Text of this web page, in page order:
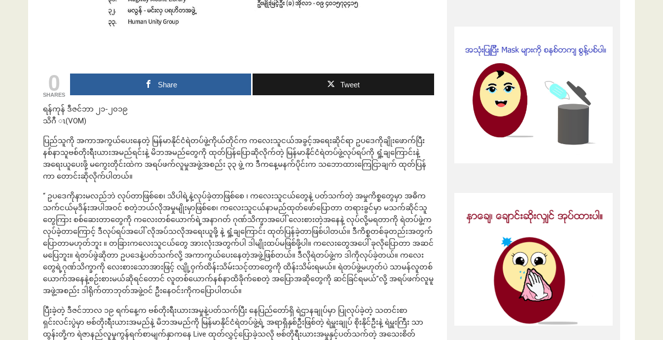
0
SHARES
Share Tweet
ရန်ကုန် ဒီဇင်ဘာ ၂၁-၂၀၁၉
သိဂီ ၤ(VOM)
ပြည်သူကို အကာအကွယ်ပေးနေတဲ့ မြန်မာနိုင်ငံရဲတပ်ဖွဲ့ကိုယ်တိုင်က ကလေးသူငယ်အခွင့်အရေးဆိုင်ရာ ဥပဒေကိုချိုးဖောက်ပြီး
နစ်နာသူဗစ်တိုးရီးယားအမည်ရင်းနဲ့ မိဘအမည်တွေကို ထုတ်ပြန်ပြောဆိုလိုက်တဲ့ မြန်မာနိုင်ငံရဲတပ်ဖွဲ့လုပ်ရပ်ကို ရှုံ့ချကြောင်းနဲ့
အရေးယူပေးဖို့ မကွေးတိုင်းထဲက အရပ်ဖက်လူမှုအဖွဲ့အစည်း ၃၃ ဖွဲ့ က ဒီကနေ့မနက်ပိုင်းက သဘောထားကြေငြာချက် ထုတ်ပြန်
ကာ တောင်းဆိုလိုက်ပါတယ်။
“ ဥပဒေကိုနားမလည်ဘဲ လုပ်တာဖြစ်စေ၊ သိပါရဲ့နဲ့လုပ်ခဲ့တာဖြစ်စေ ၊ ကလေးသူငယ်တွေနဲ့ ပတ်သက်တဲ့ အမှုကိစ္စတွေမှာ အဓိက
သက်ငယ်မုဒိန်းအပါအဝင် စတဲ့ဘယ်လိုအမှုမျိုးမှာဖြစ်စေ၊ ကလေးသူငယ်နာမည်ထုတ်ဖော်ပြောတာ တရားခွင်မှာ မသက်ဆိုင်သူ
တွေကြား စစ်ဆေးတာတွေကို ကလေးတစ်ယောက်ရဲ့အနာဂတ် ဂုဏ်သိက္ခာအပေါ် လေးစားတဲ့အနေနဲ့ လုပ်လို့မရတာကို ရဲတပ်ဖွဲ့က
လုပ်ခဲ့တာကြောင့် ဒီလုပ်ရပ်အပေါ် လိုအပ်သလိုအရေးယူဖို့ နဲ့ ရှုံ့ချကြောင်း ထုတ်ပြန်ခဲ့တာဖြစ်ပါတယ်။ ဒီကိစ္စတစ်ခုတည်းအတွက်
ပြောတာမဟုတ်ဘူး ။ တခြားကလေးသူငယ်တွေ အားလုံးအတွက်ပါ ဒါမျိုးထပ်မဖြစ်ဖို့ပါ။ ကလေးတွေအပေါ် ခုလိုပြောတာ အဆင်
မပြေဘူး။ ရဲတပ်ဖွဲဆိုတာ ဥပဒေနဲ့ပတ်သက်လို့ အကာကွယ်ပေးနေတဲ့အဖွဲ့ဖြစ်တယ်။ ဒီလိုရဲတပ်ဖွဲ့က ဒါကိုလုပ်ခဲ့တယ်။ ကလေး
တွေရဲ့ဂုဏ်သိက္ခာကို လေးစားသောအားဖြင့် လျို့ဝှက်ထိန်းသိမ်းသင့်တာတွေကို ထိန်းသိမ်းရမယ်။ ရဲတပ်ဖွဲ့မဟုတ်ပဲ သာမန်လူတစ်
ယောက်အနေနဲ့စဉ်းစားမယ်ဆိုရင်တောင် လူတစ်ယောက်နစ်နာထိခိုက်စေတဲ့ အပြောအဆိုတွေကို ဆင်ခြင်ရမယ်”လို့ အရပ်ဖက်လူမူ
အဖွဲ့အစည်း ဒါရိုက်တာဘုတ်အဖွဲ့ဝင် ဦးနေဝင်းကိုကပြောပါတယ်။
ပြီးခဲ့တဲ့ ဒီဇင်ဘာလ ၁၉ ရက်နေ့က ဗစ်တိုးရီးယားအမှုနဲ့ပတ်သက်ပြီး နေပြည်တော်ရှိ ရဲဌာနချုပ်မှာ ပြုလုပ်ခဲ့တဲ့ သတင်းစာ
ရှင်းလင်းပွဲမှာ ဗစ်တိုးရီးယားအမည်နဲ့ မိဘအမည်ကို မြန်မာနိုင်ငံရဲတပ်ဖွဲ့ရဲ့ အရာရှိနှစ်ဦးဖြစ်တဲ့ ရဲမှူးချုပ် စိုးနိုင်ဦးနဲ့ ရဲမှူးကြီး သာ
ထွန်းတို့က ရဲဇာနည်လူမှုကွန်ရက်စာမျက်နှာကနေ Live ထုတ်လွှင့်ပြောခဲ့သလို ဗစ်တိုရီးယားအမှုနှင့်ပတ်သက်တဲ့ အသေးစိတ်